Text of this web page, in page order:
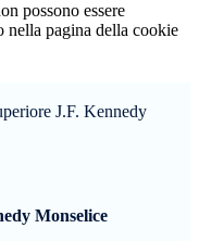
possono essere
nella pagina della cookie
J.F. Kennedy
Monselice